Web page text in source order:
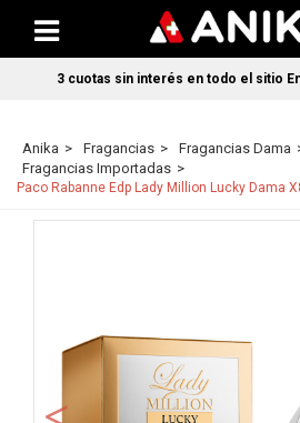
3 cuotas sin interés en todo el sitio
Anika Fragancias
Fragancias Dama
Fragancias Importadas
Paco Rabanne Edp Lady Million Lucky Dama